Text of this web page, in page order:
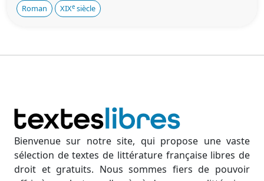
Roman XIXe siècle
Bienvenue sur notre site, qui propose une vaste
sélection de textes de littérature française libres de
droit et gratuits. Nous sommes fiers de pouvoir